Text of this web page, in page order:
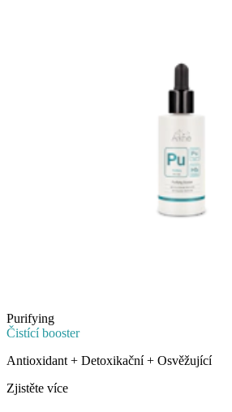
Purifying
Čistící booster
Antioxidant + Detoxikační + Osvěžující
Zjistěte více